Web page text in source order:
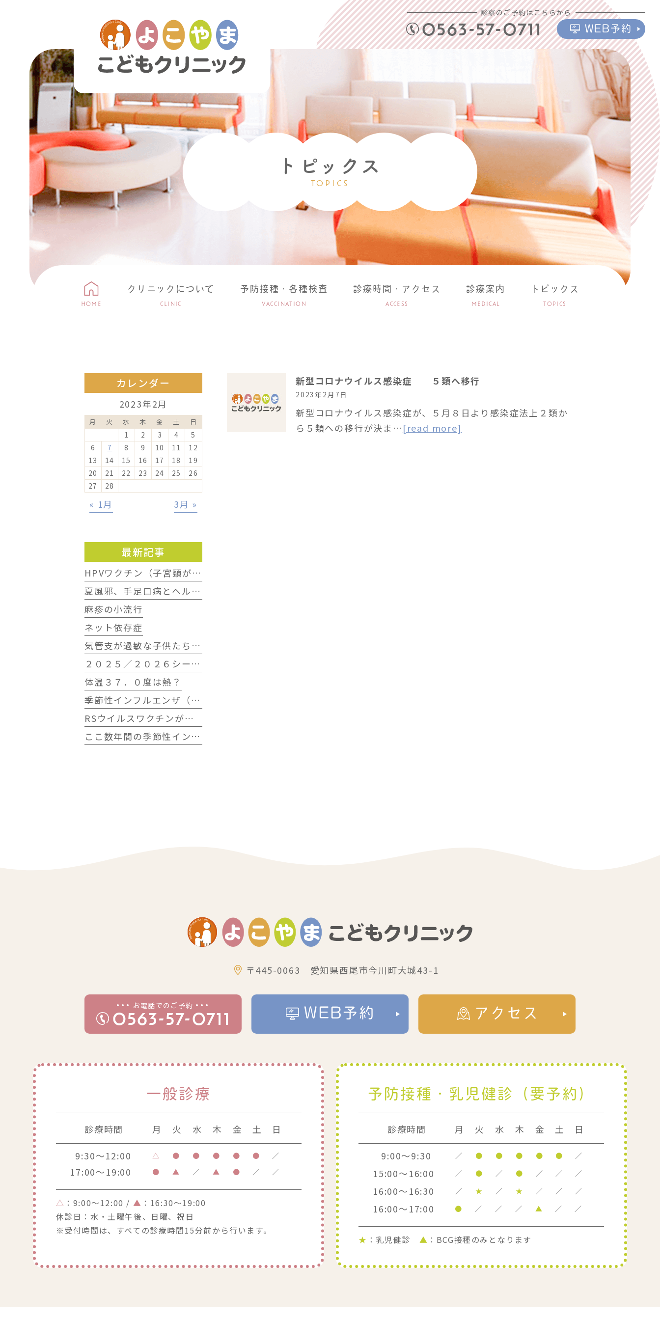
診察のご予約はこちらから
0563-57-0711 WEB予約
トピックス
TOPICS
HOME
クリニックについて
CLINIC
予防接種・各種検査
VACCINATION
診療時間・アクセス
ACCESS
診療案内
MEDICAL
トピックス
TOPICS
新型コロナウイルス感染症 ５類へ移行
2023年2月7日
新型コロナウイルス感染症が、５月８日より感染症法上２類か
ら５類への移行が決ま… [read more]
カレンダー
2023年2月
月 火 水 木 金 土 日
1 2 3 4
5
6
7 8 9 10 11
12
13
14 15 16 17 18
19
20
21 22 23 24 25
26
27
28
« 1月 3月 »
最新記事
HPVワクチン（子宮頸がんワクチン）、伸びない接種率
夏風邪、手足口病とヘルパンギーナ
麻疹の小流行
ネット依存症
気管支が過敏な子供たちの咳の予後
２０２５／２０２６シーズンに大流行したインフルエンザウイルスB型
体温３７．０度は熱？
季節性インフルエンザ（２０２５／２０２６シーズン）の流行状況
RSウイルスワクチンが来年（２０２６年）４月から定期接種へ
ここ数年間の季節性インフルエンザの流行時期とその規模
〒445-0063 愛知県西尾市今川町大城43-1
お電話でのご予約
0563-57-0711 WEB予約 アクセス
一般診療
診療時間 月 火 水 木 金 土 日
9:30～12:00 △ ● ● ● ● ● ／
17:00～19:00 ● ▲ ／ ▲ ● ／ ／
△ ：9:00～12:00 / ▲ ：16:30～19:00
休診日：水・土曜午後、日曜、祝日
※受付時間は、すべての診療時間15分前から行います。
予防接種・乳児健診（要予約）
診療時間 月 火 水 木 金 土 日
9:00～9:30 ／ ● ● ● ● ● ／
15:00～16:00 ／ ● ／ ● ／ ／ ／
16:00～16:30 ／ ★ ／ ★ ／ ／ ／
16:00～17:00 ● ／ ／ ／ ▲ ／ ／
★ ：乳児健診 ▲ ：BCG接種のみとなります